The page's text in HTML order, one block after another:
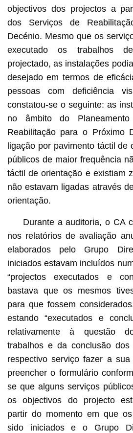
objectivos dos projectos a
dos Serviços de
Decénio. Mesmo que os
executado os trabalhos
projectado, as instalações
desejado em termos de
pessoas com deficiência
constatou-se o seguinte: as
no âmbito do
Reabilitação para o Próximo
ligação por pavimento táctil de
públicos de maior frequência
táctil de orientação e existiam
não estavam ligadas através
orientação.
Durante a auditoria, o CA
nos relatórios de avaliação
elaborados pelo Grupo
iniciados estavam incluídos
“projectos executados e
bastava que os mesmos
para que fossem
estando “executados e
relativamente à questão
trabalhos e da conclusão
respectivo serviço fazer a
preencher o formulário
se que alguns serviços
os objectivos do projecto
partir do momento em que
sido iniciados e o Grupo